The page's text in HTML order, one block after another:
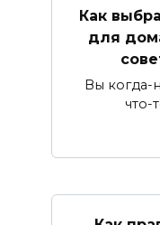
Как
для
Вы когда-
что-